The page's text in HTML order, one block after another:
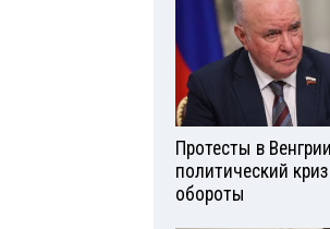
Протесты в
политический
обороты